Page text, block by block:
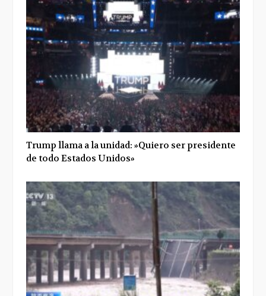
Trump llama a la unidad: »Quiero ser presidente
de todo Estados Unidos»